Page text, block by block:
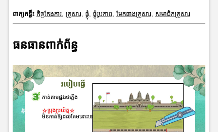
ពាក្យកន្លឹះ កិច្ចតែងការ, គ្រួសារ, ផ្គុំ, ផ្គុំរូបភាព, មែកធាងគ្រួសារ, សមាជិកគ្រួសារ
ធនធានពាក់ព័ន្ធ